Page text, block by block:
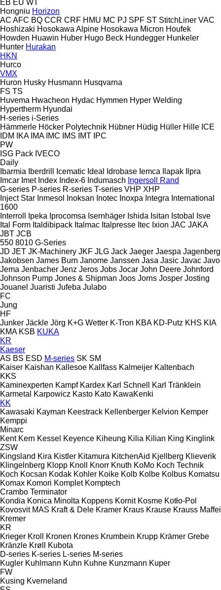
EB EU WT
Hongniu Horizon
AC AFC BQ CCR CRF HMU MC PJ SPF ST StitchLiner VAC
Hoshizaki Hosokawa Alpine Hosokawa Micron Houfek
Howden Huawin Huber Hugo Beck Hundegger Hunkeler
Hunter Hurakan
HKN
Hurco
VMX
Huron Husky Husmann Husqvarna
FS TS
Huvema Hwacheon Hydac Hymmen Hyper Welding
Hypertherm Hyundai
H-series i-Series
Hämmerle Höcker Polytechnik Hübner Hüdig Hüller Hille ICE
IDM
IKA IMA IMC IMS IMT IPC
PW
ISG Pack IVECO
Daily
Ibarmia
Iberdrill Icematic Ideal Idrobase Iemca Ilapak
Ilpra
Imcar Imet Index Index-6 Indumasch Ingersoll Rand
G-series P-series R-series T-series VHP XHP
Inject Star Inmesol Inoksan Inotec Inoxpa Integra International
1600
Interroll
Ipeka Iprocomsa Isernhäger Ishida Isitan Istobal
Isve
Ital Form Italdibipack Italmac Italpresse Itec Ixion JAC JAKA
JBT JCB
550 8010 G-Series
JD JET JK-Machinery JKF JLG Jack Jaeger Jaespa Jagenberg
Jakobsen James Burn Janome Janssen Jasa Jasic Javac Javo
Jema Jenbacher Jenz Jeros Jobs Jocar John Deere Johnford
Johnson Pump Jones & Shipman Joos Jorns Josper Josting
Jouanel Juaristi Jufeba Julabo
FC
Jung
HF
Junker Jäckle Jörg K+G Wetter K-Tron KBA KD-Putz KHS KIA
KMA KSB KUKA
KR
Kaeser
AS BS ESD M-series SK SM
Kaiser Kaishan Kallesoe Kallfass Kalmeijer Kaltenbach
KKS
Kaminexperten Kampf Kardex Karl Schnell
Karl Tränklein
Karmetal
Karpowicz Kasto Kato KawaKenki
KK
Kawasaki Kayman Keestrack Kellenberger Kelvion Kemper
Kemppi
Minarc
Kent Kern Kessel Keyence Kiheung Kilia Kilian King Kinglink
ZSW
Kingsland Kira Kistler Kitamura KitchenAid Kjellberg Klieverik
Klingelnberg Klopp Knoll Knorr Knuth KoMo Koch Technik
Koch Kocsan Kodak Kohler Koike Kolb Kolbe Kolbus Komatsu
Komax Komori Komplet Komptech
Crambo Terminator
Kondia Konica Minolta Koppens Kornit Kosme Kotło-Pol
Kovosvit MAS Kraft & Dele Kramer Kraus Krause Krauss Maffei
Kremer
KR
Krieger Kroll Kronen Krones Krumbein Krupp Krämer Grebe
Kränzle Krøll
Kubota
D-series K-series L-series M-series
Kugler Kuhlmann Kuhn Kuhne Kunzmann Kuper
FW
Kusing Kverneland